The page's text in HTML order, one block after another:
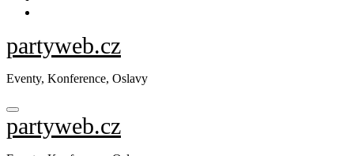
partyweb.cz
Eventy, Konference, Oslavy
partyweb.cz